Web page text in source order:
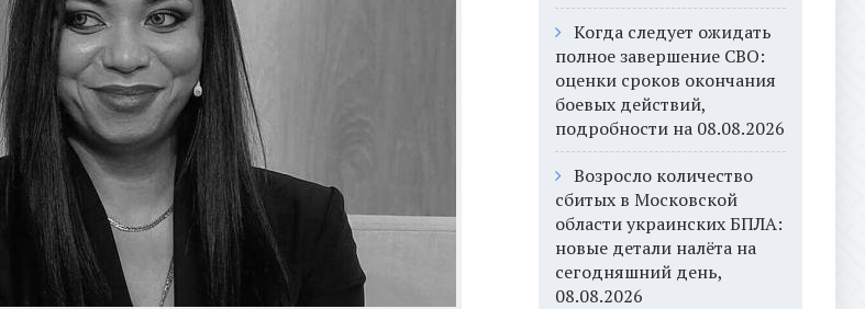
Когда следует ожидать
полное завершение СВО:
оценки сроков окончания
боевых действий,
подробности на 08.08.2026
Возросло количество
сбитых в Московской
области украинских БПЛА:
новые детали налёта на
сегодняшний день,
08.08.2026